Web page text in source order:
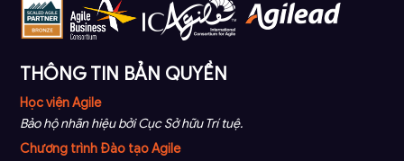
THÔNG TIN BẢN QUYỀN
Học viện Agile
Bảo hộ nhãn hiệu bởi Cục Sở hữu Trí tuệ.
Chương trình Đào tạo Agile